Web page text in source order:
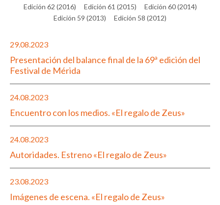
Edición 62 (2016)
Edición 61 (2015)
Edición 60 (2014)
Edición 59 (2013)
Edición 58 (2012)
29.08.2023
Presentación del balance final de la 69ª edición del
Festival de Mérida
24.08.2023
Encuentro con los medios. «El regalo de Zeus»
24.08.2023
Autoridades. Estreno «El regalo de Zeus»
23.08.2023
Imágenes de escena. «El regalo de Zeus»